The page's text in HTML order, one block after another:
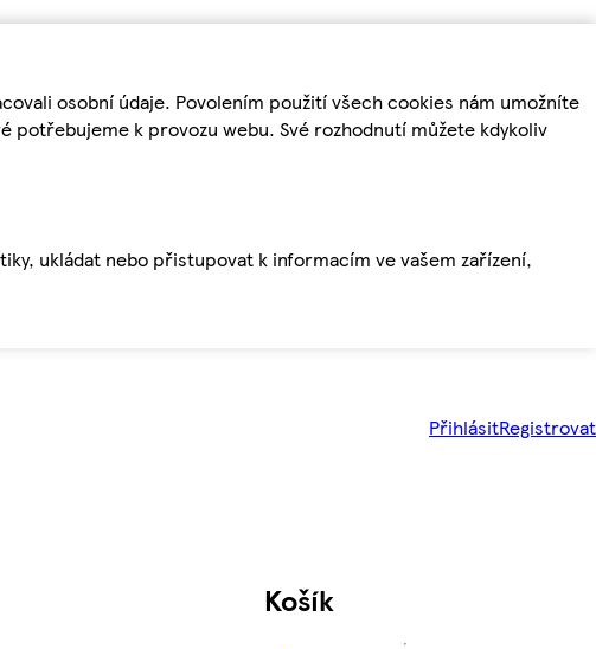
osobní údaje. Povolením použití všech cookies nám umožníte
potřebujeme k provozu webu. Své rozhodnutí můžete kdykoliv
ukládat nebo přistupovat k informacím ve vašem zařízení,
PřihlásitRegistrovat
Košík